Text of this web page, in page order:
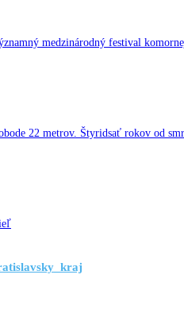
medzinárodný festival
22 metrov. Štyridsať rokov od